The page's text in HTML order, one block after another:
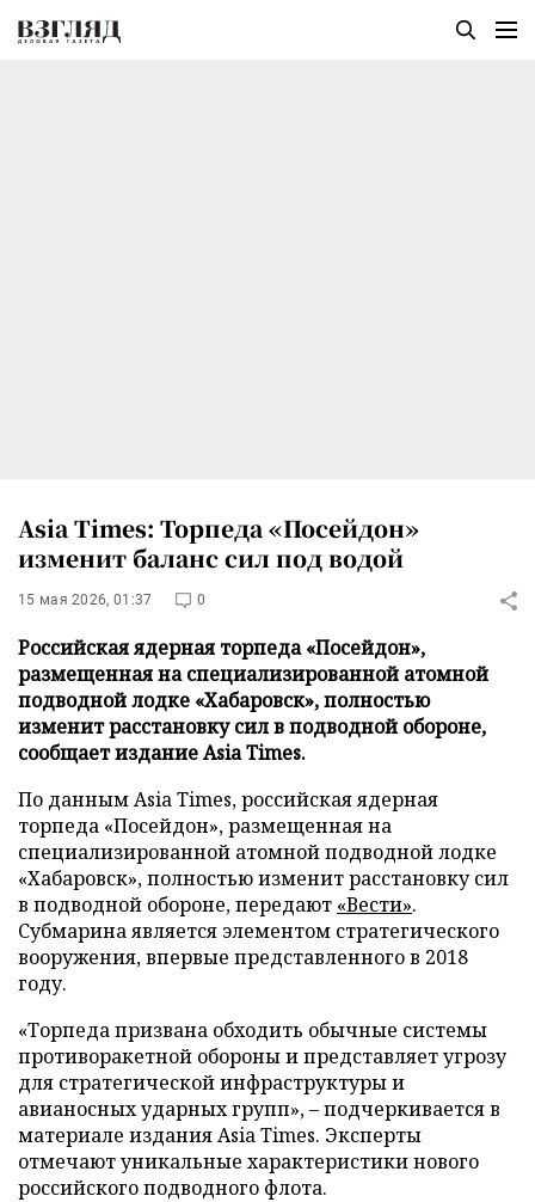
Asia Times: Торпеда «Посейдон»
изменит баланс сил под водой
15 мая 2026, 01:37 0
Российская ядерная торпеда «Посейдон»,
размещенная на специализированной атомной
подводной лодке «Хабаровск», полностью
изменит расстановку сил в подводной обороне,
сообщает издание Asia Times.
По данным Asia Times, российская ядерная
торпеда «Посейдон», размещенная на
специализированной атомной подводной лодке
«Хабаровск», полностью изменит расстановку сил
в подводной обороне, передают «Вести».
Субмарина является элементом стратегического
вооружения, впервые представленного в 2018
году.
«Торпеда призвана обходить обычные системы
противоракетной обороны и представляет угрозу
для стратегической инфраструктуры и
авианосных ударных групп», – подчеркивается в
материале издания Asia Times. Эксперты
отмечают уникальные характеристики нового
российского подводного флота.